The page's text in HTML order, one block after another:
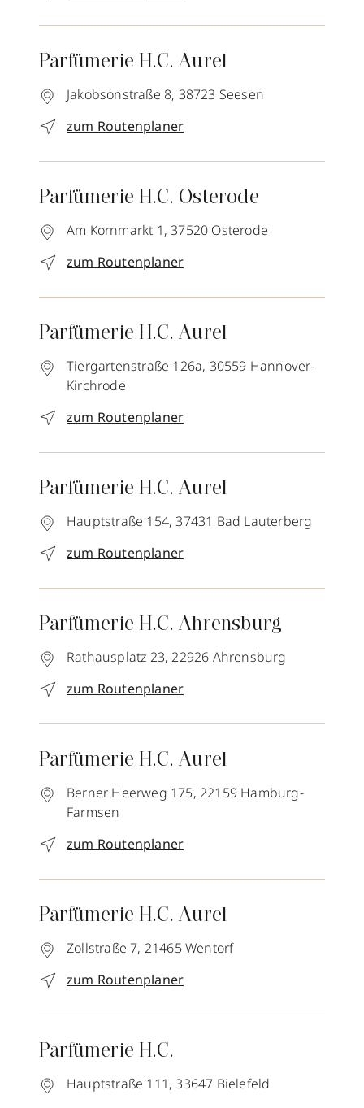
Parfümerie H.C. Aurel
Jakobsonstraße 8, 38723 Seesen
zum Routenplaner
Parfümerie H.C. Osterode
Am Kornmarkt 1, 37520 Osterode
zum Routenplaner
Parfümerie H.C. Aurel
Tiergartenstraße 126a, 30559 Hannover-
Kirchrode
zum Routenplaner
Parfümerie H.C. Aurel
Hauptstraße 154, 37431 Bad Lauterberg
zum Routenplaner
Parfümerie H.C. Ahrensburg
Rathausplatz 23, 22926 Ahrensburg
zum Routenplaner
Parfümerie H.C. Aurel
Berner Heerweg 175, 22159 Hamburg-
Farmsen
zum Routenplaner
Parfümerie H.C. Aurel
Zollstraße 7, 21465Wentorf
zum Routenplaner
Parfümerie H.C.
Hauptstraße 111, 33647 Bielefeld